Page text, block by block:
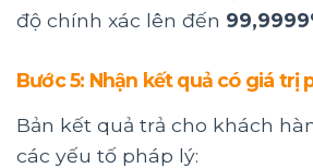
độ chính xác lên đến
Bước 5: Nhận kết quả có giá trị
Bản kết quả trả cho khách
các yếu tố pháp lý: